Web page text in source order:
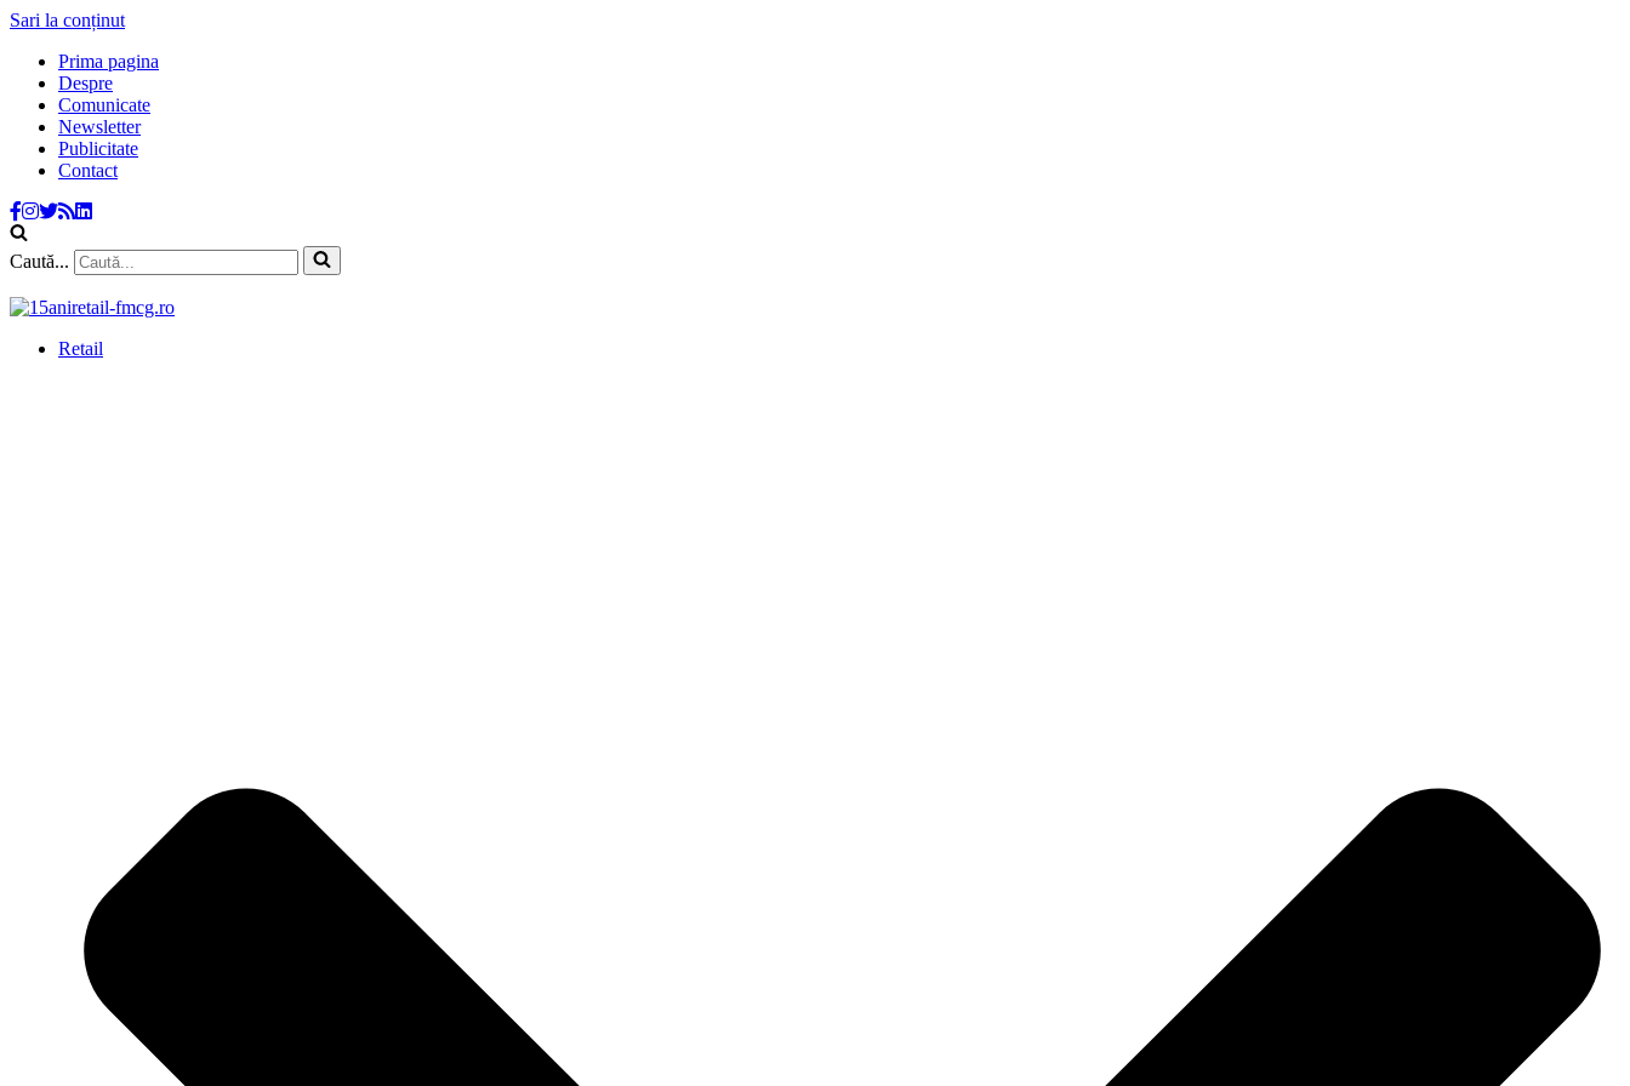
Sari la conținut
Prima pagina
Despre
Comunicate
Newsletter
Publicitate
Contact
Caută...
Retail